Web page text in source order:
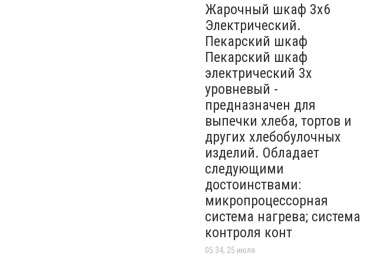
Жарочный шкаф 3х6
Электрический.
Пекарский шкаф
Пекарский шкаф
электрический 3х
уровневый -
предназначен для
выпечки хлеба, тортов и
других хлебобулочных
изделий. Обладает
следующими
достоинствами:
микропроцессорная
система нагрева; система
контроля конт
05:34, 25 июля